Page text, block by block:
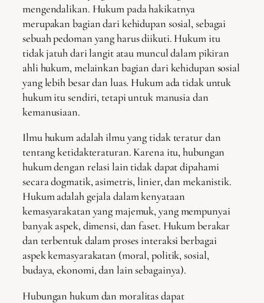
mengendalikan. Hukum pada hakikatnya
merupakan bagian dari kehidupan sosial, sebagai
sebuah pedoman yang harus diikuti. Hukum itu
tidak jatuh dari langit atau muncul dalam pikiran
ahli hukum, melainkan bagian dari kehidupan sosial
yang lebih besar dan luas. Hukum ada tidak untuk
hukum itu sendiri, tetapi untuk manusia dan
kemanusiaan.
Ilmu hukum adalah ilmu yang tidak teratur dan
tentang ketidakteraturan. Karena itu, hubungan
hukum dengan relasi lain tidak dapat dipahami
secara dogmatik, asimetris, linier, dan mekanistik.
Hukum adalah gejala dalam kenyataan
kemasyarakatan yang majemuk, yang mempunyai
banyak aspek, dimensi, dan faset. Hukum berakar
dan terbentuk dalam proses interaksi berbagai
aspek kemasyarakatan (moral, politik, sosial,
budaya, ekonomi, dan lain sebagainya).
Hubungan hukum dan moralitas dapat